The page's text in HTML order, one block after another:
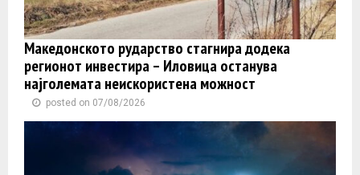
Македонското рударство стагнира додека
регионот инвестира – Иловица останува
најголемата неискористена можност
posted on 07/08/2026